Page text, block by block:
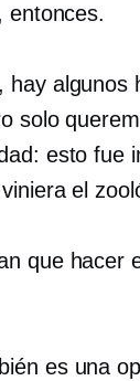
entonces.
hay algunos
solo
esto fue
el
que hacer
es una